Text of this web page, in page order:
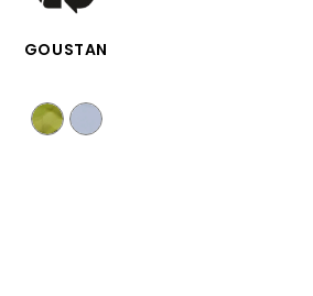
SCHNELLANSICHT
GOUSTAN